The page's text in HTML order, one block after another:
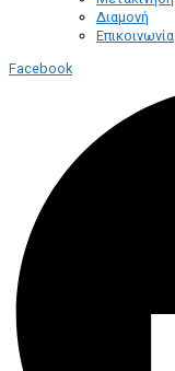
Διαμονή
Επικοινωνία
Facebook